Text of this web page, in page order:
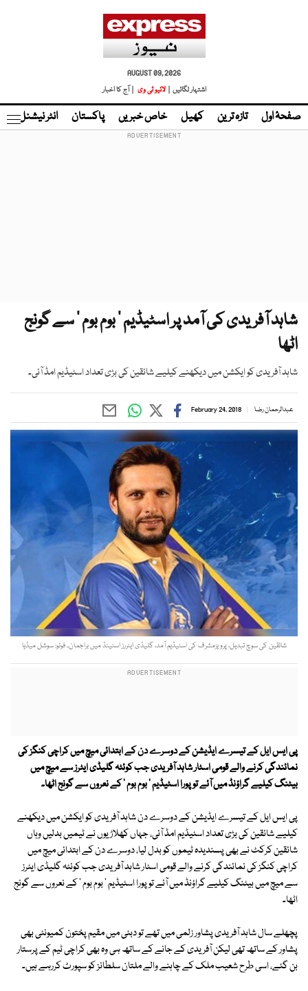
AUGUST 09, 2026
اشتہار لگائیں |
لائیو ٹی وی | آج کا اخبار
صفحۂ اول تازہ ترین کھیل خاص خبریں پاکستان انٹر نیشنل
شاہد آفریدی کی آمد پر اسٹیڈیم ’ بوم بوم ‘ سے گونج
اٹھا
شاہد آفریدی کو ایکشن میں دیکھنے کیلیے شائقین کی بڑی تعداد اسٹیڈیم امڈ آئی۔
عبدالرحمان رضا February 24, 2018
شائقین کی سوچ تبدیل، پرویزمشرف کی اسٹیڈیم آمد، گلیڈی ایٹررز اسٹینڈ میں براجمان۔ فوٹو: سوشل میڈیا
پی ایس ایل کے تیسرے ایڈیشن کے دوسرے دن کے ابتدائی میچ میں کراچی کنگز کی
نمائندگی کرنے والے قومی اسٹار شاہد آفریدی جب کوئٹہ گلیڈی ایٹرز سے میچ میں
بیٹنگ کیلیے گراؤنڈ میں آئے تو پورا اسٹیڈیم ' بوم بوم ' کے نعروں سے گونج اٹھا۔
پی ایس ایل کے تیسرے ایڈیشن کے دوسرے دن شاہد آفریدی کو ایکشن میں دیکھنے
کیلیے شائقین کی بڑی تعداد اسٹیڈیم امڈ آئی، جہاں کھلاڑیوں نے ٹیمیں بدلیں وہاں
شائقین کرکٹ نے بھی پسندیدہ ٹیموں کو بدل لیا، دوسرے دن کے ابتدائی میچ میں
کراچی کنگز کی نمائندگی کرنے والے قومی اسٹار شاہد آفریدی جب کوئٹہ گلیڈی ایٹرز
سے میچ میں بیٹنگ کیلیے گراؤنڈ میں آئے تو پورا اسٹیڈیم ' بوم بوم ' کے نعروں سے گونج
اٹھا۔
پچھلے سال شاہد آفریدی پشاور زلمی میں تھے تو دبئی میں مقیم پختون کمیونٹی بھی
پشاور کے ساتھ تھی لیکن آفریدی کے جانے کے ساتھ ہی وہ بھی کراچی ٹیم کے پرستار
بن گئے، اسی طرح شعیب ملک کے چاہنے والے ملتان سلطانز کو سپورٹ کررہے ہیں۔